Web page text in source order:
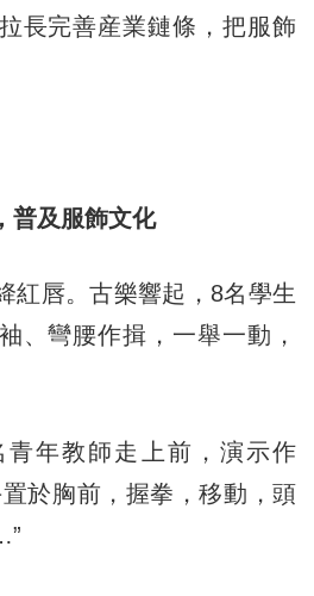
長完善産業鏈條，把服飾
及服飾文化
唇。古樂響起，8名學生
、彎腰作揖，一舉一動，
年教師走上前，演示作
於胸前，握拳，移動，頭